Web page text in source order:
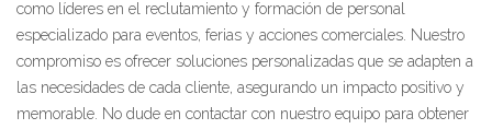
como líderes en el reclutamiento y formación de personal
especializado para eventos, ferias y acciones comerciales. Nuestro
compromiso es ofrecer soluciones personalizadas que se adapten a
las necesidades de cada cliente, asegurando un impacto positivo y
memorable. No dude en contactar con nuestro equipo para obtener